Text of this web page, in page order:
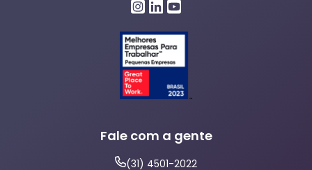
Fale com a gente
(31) 4501-2022